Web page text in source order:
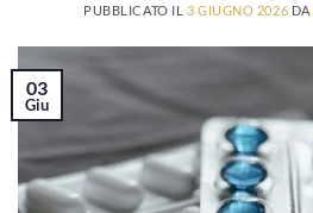
PUBBLICATO IL 3 GIUGNO 2026 DA
03
Giu